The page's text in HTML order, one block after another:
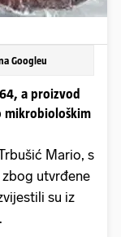
Googleu
a proizvod
mikrobiološkim
Mario, s
utvrđene
su iz